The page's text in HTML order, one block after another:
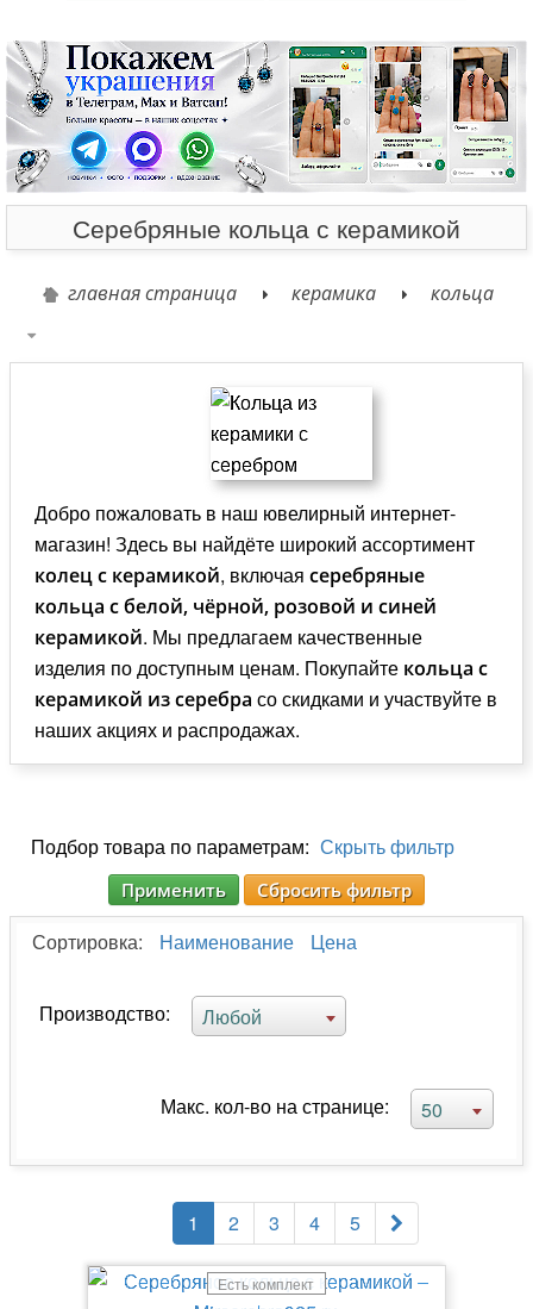
Серебряные кольца с керамикой
главная страница керамика кольца
Добро пожаловать в наш ювелирный интернет-
магазин! Здесь вы найдёте широкий ассортимент
колец с керамикой, включаясеребряные
кольца с белой, чёрной, розовой и синей
керамикой. Мы предлагаем качественные
изделия по доступным ценам. Покупайте кольца с
керамикой из серебра со скидками и участвуйте в
наших акциях и распродажах.
Подбор товара по параметрам: Скрыть фильтр
Применить Сбросить фильтр
Сортировка: Наименование Цена
Производство: Любой
Макс. кол-во на странице: 50
1 2 3 4 5
Есть комплект